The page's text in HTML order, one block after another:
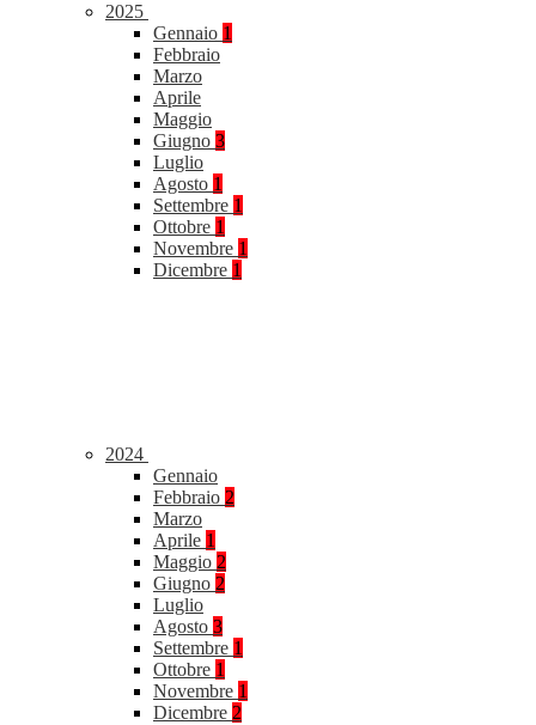
2025
Gennaio 1
Febbraio
Marzo
Aprile
Maggio
Giugno 3
Luglio
Agosto 1
Settembre 1
Ottobre 1
Novembre 1
Dicembre 1
2024
Gennaio
Febbraio 2
Marzo
Aprile 1
Maggio 2
Giugno 2
Luglio
Agosto 3
Settembre 1
Ottobre 1
Novembre 1
Dicembre 2